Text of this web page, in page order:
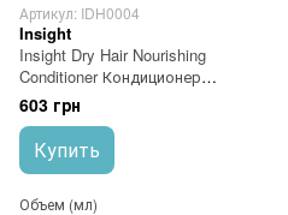
Артикул: IDH0004
Insight
Insight Dry Hair Nourishing
Conditioner Кондиционер
питательный для сухих волос
400 мл
603 грн
Купить
Объем (мл)